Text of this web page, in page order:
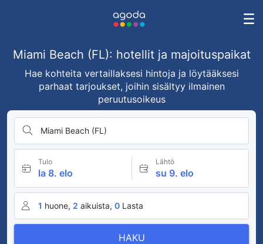
Miami Beach (FL): hotellit ja majoituspaikat
Hae kohteita vertaillaksesi hintoja ja löytääksesi
parhaat tarjoukset, joihin sisältyy ilmainen
peruutusoikeus
Miami Beach (FL)
Tulo
la 8. elo
Lähtö
su 9. elo
1 huone, 2 aikuista, 0 Lasta
HAKU